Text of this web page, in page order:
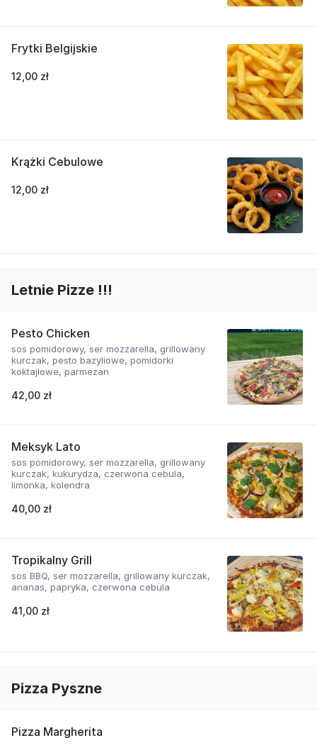
Frytki Belgijskie
12,00 zł
Krążki Cebulowe
12,00 zł
Letnie Pizze !!!
Pesto Chicken
sos pomidorowy, ser mozzarella, grillowany
kurczak, pesto bazyliowe, pomidorki
koktajlowe, parmezan
42,00 zł
Meksyk Lato
sos pomidorowy, ser mozzarella, grillowany
kurczak, kukurydza, czerwona cebula,
limonka, kolendra
40,00 zł
Tropikalny Grill
sos BBQ, ser mozzarella, grillowany kurczak,
ananas, papryka, czerwona cebula
41,00 zł
Pizza Pyszne
Pizza Margherita